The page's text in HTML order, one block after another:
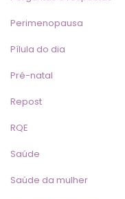
Perimenopausa
Pílula do dia
Pré-natal
Repost
RQE
Saúde
Saúde da mulher